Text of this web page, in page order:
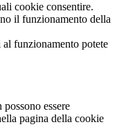
cookie consentire.
il funzionamento della
al funzionamento potete
essere
pagina della cookie